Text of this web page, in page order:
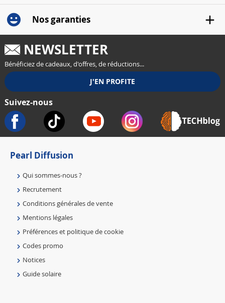
Nos garanties
NEWSLETTER
Bénéficiez de cadeaux, d'offres, de réductions...
Suivez-nous
Pearl Diffusion
Qui sommes-nous ?
Recrutement
Conditions générales de vente
Mentions légales
Préférences et politique de cookie
Codes promo
Notices
Guide solaire